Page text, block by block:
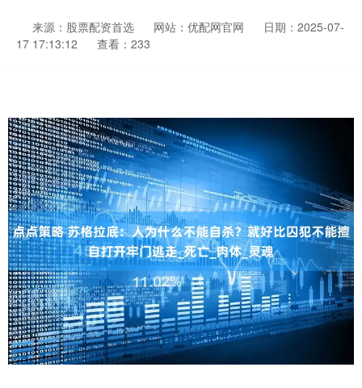
来源：股票配资首选 网站：优配网官网
日期：2025-07-
17 17:13:12
查看：233